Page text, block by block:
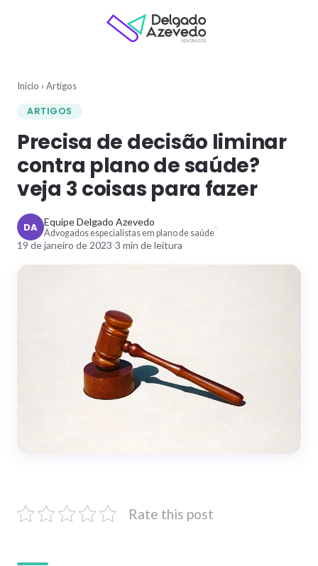
Início › Artigos
ARTIGOS
Precisa de decisão liminar
contra plano de saúde?
veja 3 coisas para fazer
DA Equipe Delgado Azevedo
Advogados especialistas em plano de saúde
19 de janeiro de 2023 3 min de leitura
Rate this post